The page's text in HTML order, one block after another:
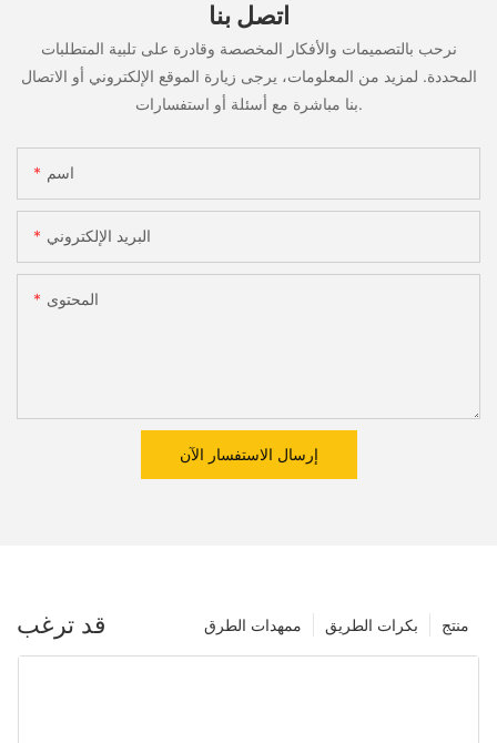
اتصل بنا
نرحب بالتصميمات والأفكار المخصصة وقادرة على تلبية المتطلبات
المحددة. لمزيد من المعلومات، يرجى زيارة الموقع الإلكتروني أو الاتصال
بنا مباشرة مع أسئلة أو استفسارات.
اسم
البريد الإلكتروني
المحتوى
إرسال الاستفسار الآن
قد ترغب منتج بكرات الطريق ممهدات الطرق